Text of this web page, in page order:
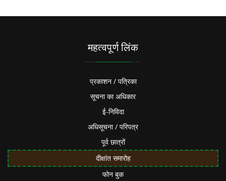
महत्वपूर्ण लिंक
प्रकाशन / पत्रिका
सूचना का अधिकार
ई-निविदा
अधिसूचना / परिपत्र
पूर्व छात्रों
दीक्षांत समारोह
फोन बुक